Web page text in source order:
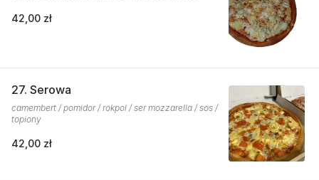
42,00 zł
27. Serowa
camembert / pomidor / rokpol / ser mozzarella / sos /
topiony
42,00 zł